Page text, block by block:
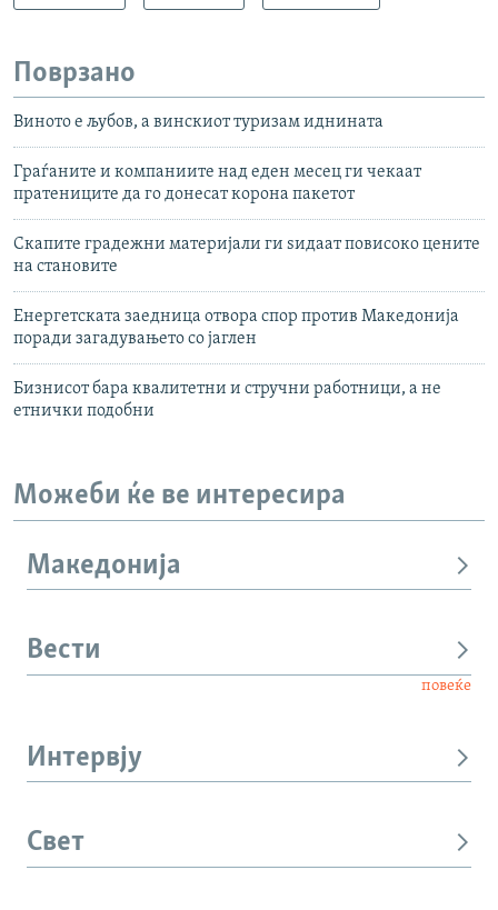
Поврзано
Виното е љубов, а винскиот туризам иднината
Граѓаните и компаниите над еден месец ги чекаат
пратениците да го донесат корона пакетот
Скапите градежни материјали ги ѕидаат повисоко цените
на становите
Енергетската заедница отвора спор против Македонија
поради загадувањето со јаглен
Бизнисот бара квалитетни и стручни работници, а не
етнички подобни
Можеби ќе ве интересира
Македонија
Вести
повеќе
Интервју
Свет